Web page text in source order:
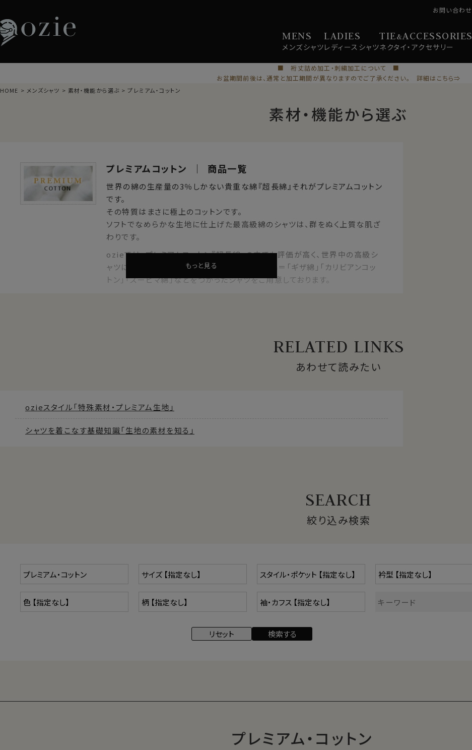
MENS
メンズシャツ
LADIES
レディース シャツ
TIE&ACCESSORIES
ネクタイ・ アクセサリー
お問い合わせ
■ 裄丈詰め加工・刺繍加工について ■
お盆期間前後は、通常と加工期間が異なりますのでご了承ください。 詳細はこちら⇒
HOME メンズシャツ 素材・機能から選ぶ プレミアム・コットン
素材・機能から選ぶ
プレミアムコットン ｜ 商品一覧
世界の綿の生産量の3％しかない貴重な綿『超長綿』それがプレミアムコットン
です。
その特質はまさに極上のコットンです。
ソフトでなめらかな生地に仕上げた最高級綿のシャツは、群をぬく上質な肌ざ
わりです。
ozieでは、プレミアムコットン『超長綿』の中でも評価が高く、世界中の高級シ
ャツに採用されている希少価値の高いブランド綿＝「ギザ綿」「カリビアンコッ
トン」「スーピマ綿」などをつかったシャツをご用意しております。
ふつうの綿より1.5倍～2倍くらい毛足の長い綿(28.6mm以上)、それが『超長綿』です。
上質なしっとり感
自然な美しい光沢
優れた耐久性・吸湿性
もっと見る
RELATED LINKS
あわせて読みたい
ozieスタイル「特殊素材・プレミアム生地」
シャツを着こなす基礎知識「生地の素材を知る」
絞り込み検索
プレミアム・コットン